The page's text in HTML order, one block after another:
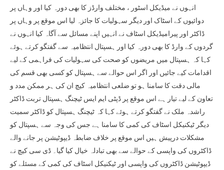
انہوں نے میڈیکل اسٹور ، مختلف وارڈز کا بھی دورہ کیا اور وہاں پر
دوائیوں کے اسٹاک اور دیگر سہولیات کا جائزہ لیا اس موقع پر وہاں پر
ڈاکٹر اور پیرامیڈیکل اسٹاف نے انہیں اپنے مسائل سے آگاہ کیا انہوں نے
گردوں کے وارڈ کا بھی دورہ کیا اور ہسپتال انتظامیہ سے گفتگو کرتے ہوئے
کہا کہ ہسپتال میں مریضوں کو صحت کی سہولیات کی فراہمی کے لیے
اقدامات کیے جائیں اور اگر اس حوالے سے ہسپتال کو کسی بھی قسم کی
مالی دقت کا سامنا ہو تو ضلعی انتظامیہ کیچ ان کی ہر ممکن مدد و
تعاون کے لیے تیار ہے اس موقع پر ڈپٹی ایم ایس ٹیچنگ ہسپتال تربت ڈاکٹر
راشدہ ملک نے گفتگو کرتے ہوئے کہا کہ ٹیچنگ ہسپتال کو ڈاکٹر سمیت
دیگر ٹیکنیکل اسٹاف کی کمی کا سامنا ہے جس کی وجہ سے ہسپتال کو
مشکلات درپیش ہیں اس موقع پر خلاف ضابطہ ڈیپوٹیشن پر جانے والے
ڈاکٹروں کی واپسی کے حوالے سے بھی تبادلہ خیال کیا گیا۔ ڈی سی کیچ نے
ڈیپوٹیشن ڈاکٹروں کی واپسی اور ٹیکنیکل اسٹاف کی کمی کے مسئلے کو